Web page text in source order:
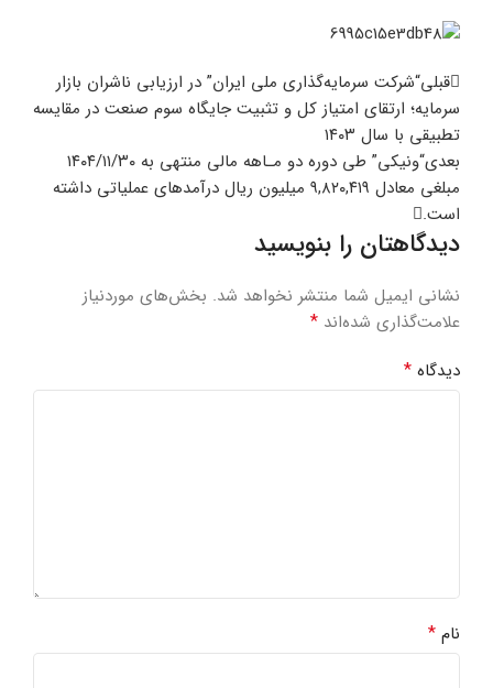
قبلی“شرکت سرمایه‌گذاری ملی ایران” در ارزیابی ناشران بازار
سرمایه؛ ارتقای امتیاز کل و تثبیت جایگاه سوم صنعت در مقایسه
تطبیقی با سال ۱۴۰۳
بعدی
“ونیکی” طی دوره دو مـاهه مالی منتهی به ۱۴۰۴/۱۱/۳۰
مبلغی معادل ۹,۸۲۰,۴۱۹ میلیون ریال درآمدهای عملیاتی داشته
است.
دیدگاهتان را بنویسید
نشانی ایمیل شما منتشر نخواهد شد. بخش‌های موردنیاز
علامت‌گذاری شده‌اند *
دیدگاه *
نام *